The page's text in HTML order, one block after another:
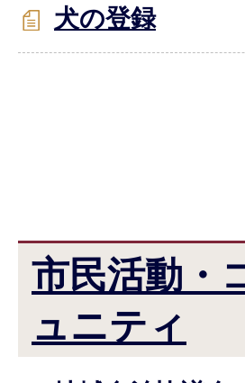
犬の登録
市民活動・
ュニティ